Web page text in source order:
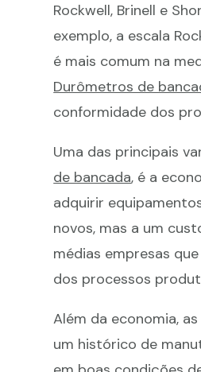
Rockwell, Brinell e
exemplo, a escala
é mais comum na
Durômetros de
conformidade dos
Uma das principais
de bancada, é a
adquirir
novos, mas a um
médias empresas
dos processos
Além da economia,
um histórico de